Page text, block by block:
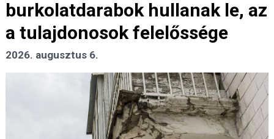
burkolatdarabok hullanak le, az
a tulajdonosok felelőssége
2026. augusztus 6.